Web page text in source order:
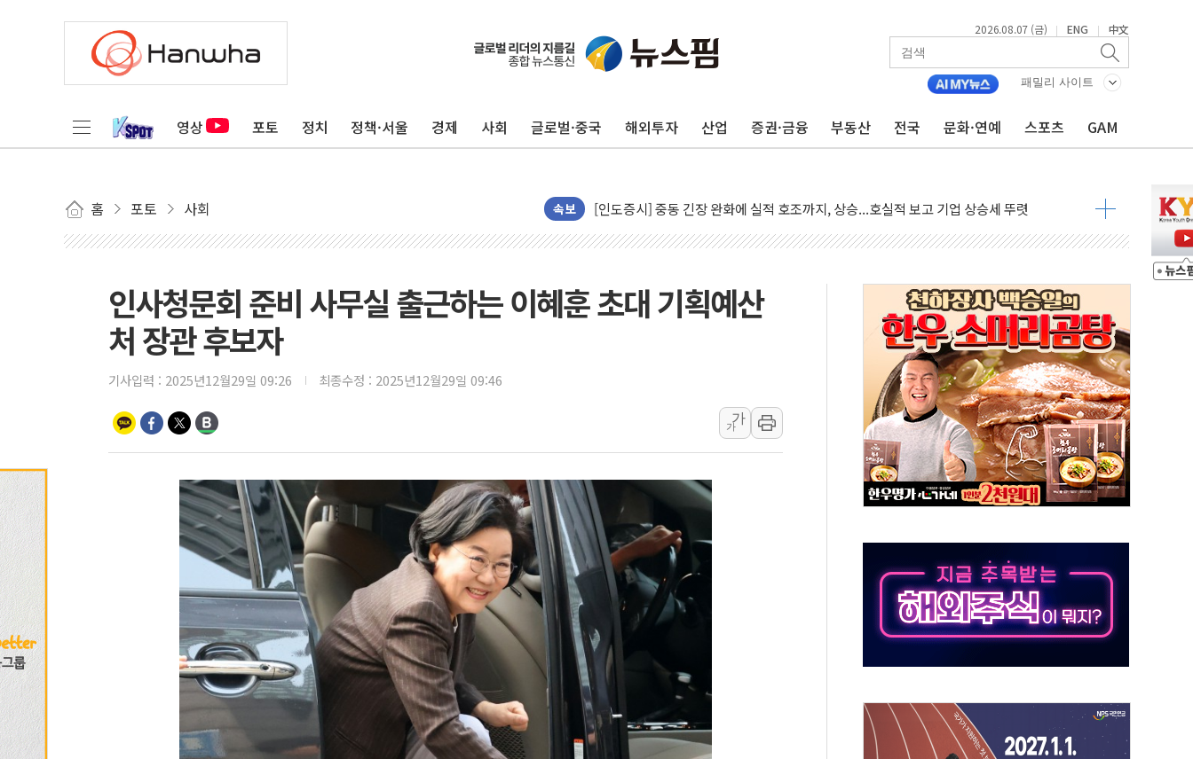
2026.08.07 (금) | ENG | 中文
패밀리 사이트
영상 포토 정치 정책·서울 경제 사회 글로벌·중국 해외투자 산업 증권·금융 부동산 전국 문화·연예 스포츠 GAM
홈 포토 사회 속보
구광모, 내주 실리콘밸리서 젠슨 황 재회…로봇·AI 데이터센터·모빌리티 구체화
뉴욕증시 개장 전 특징주...모더나·아이온큐·도어대시↑ VS 샌디스크·피그마·앱러빈↓
김정관 장관 "영업이익 N% 성과급 반대…상법·자본시장법 개정 논의"
청와대, 북한 단거리 탄도미사일 발사에 긴급 안보 점검회의
금값 7주 만에 최고…美 고용 둔화·호르무즈 재개방 기대에 강세
러, 1인칭시점 드론으로 우크라 민간인 '사파리' 공격… 시민들 공포감 극대화 전략
[베트남 증시] 지수 하락 속 'DGC' 임시 주총 기대감에 홀로 상한가…마진 잔액은 사상 최고
양주 섬유염색공장서 화재 1명 중상…대응 1단계 진압 중
김정관 산업부 장관 "주 52시간 손봐야, 경쟁상대 中과 비교해야"
해군 1함대 창설 80주년…지역과 함께하는 '선봉'의 대민 봉사
[3보] 북, 원산서 동해로 단거리 탄도미사일 1발 발사… 올해 10번째·42일 만 도발
우크라 드론 전술, 중남미 콜롬비아에 새 안보 위기… 반군·마약카르텔이 습득해 전투 활용
동해해경, 독도 해상서 부유물 감긴 어선 구조
주한미군 "오산기지 누출, 백린 아닌 무해한 표면 부식 물질"
구미 폐염산처리업체서 불 2시간30여분만에 진화...외국인 노동자 숨져
해군과 함께하는 '불금전파, 송정' 시즌2
강원도 폭염특보 11일째…온열질환·가축 피해 최소화 '총력 대응'
인사청문회 준비 사무실 출근하는 이혜훈 초대 기획예산
처 장관 후보자
기사입력 : 2025년12월29일 09:26 최종수정 : 2025년12월29일 09:46
가
가